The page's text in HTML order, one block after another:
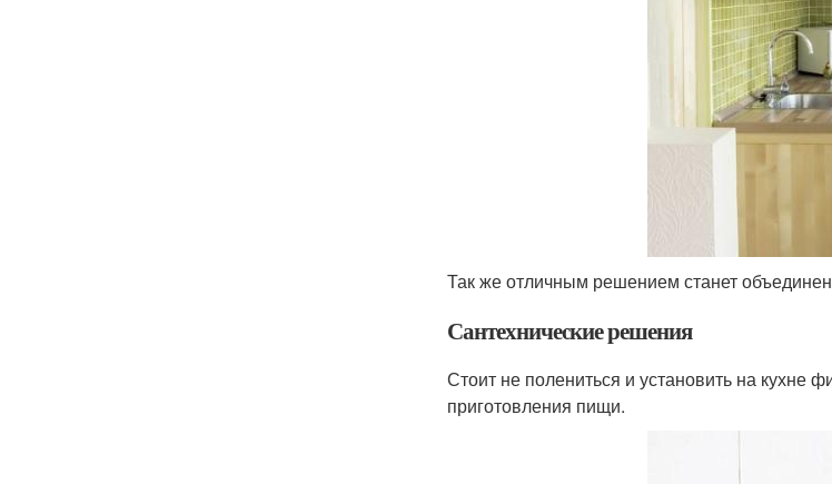
Так же отличным решением станет
Сантехнические решения
Стоит не полениться и установить на кухне
приготовления пищи.